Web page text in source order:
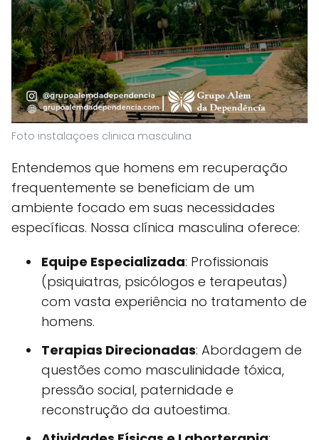
Foto instalaçoes clinica masculina
Entendemos que homens em recuperação
frequentemente se beneficiam de um
ambiente focado em suas necessidades
específicas. Nossa clínica masculina oferece:
Equipe Especializada: Profissionais
(psiquiatras, psicólogos e terapeutas)
com vasta experiência no tratamento de
homens.
Terapias Direcionadas: Abordagem de
questões como masculinidade tóxica,
pressão social, paternidade e
reconstrução da autoestima.